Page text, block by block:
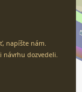
napíšte nám.
návrhu dozvedeli.